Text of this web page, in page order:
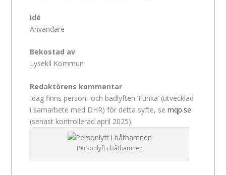
Idé
Användare
Bekostad av
Lysekil Kommun
Redaktörens kommentar
Idag finns person- och badlyften ’Funka’ (utvecklad
i samarbete med DHR) för detta syfte, semqp.se
(senast kontrollerad april 2025).
Personlyft i båthamnen